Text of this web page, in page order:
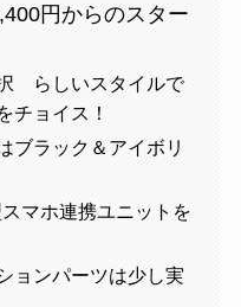
円からのスター
らしいスタイルで
チョイス！
ブラック＆アイボリ
マホ連携ユニットを
ョンパーツは少し実